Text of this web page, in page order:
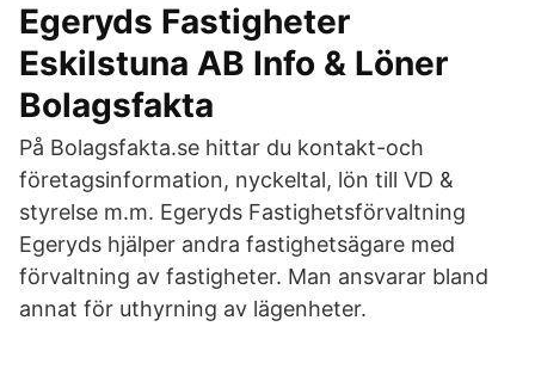
Egeryds Fastigheter
Eskilstuna AB Info & Löner
Bolagsfakta
På Bolagsfakta.se hittar du kontakt-och
företagsinformation, nyckeltal, lön till VD &
styrelse m.m. Egeryds Fastighetsförvaltning
Egeryds hjälper andra fastighetsägare med
förvaltning av fastigheter. Man ansvarar bland
annat för uthyrning av lägenheter.